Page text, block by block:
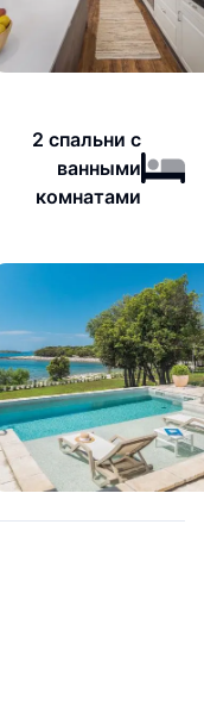
2 спальни с
ванными
комнатами